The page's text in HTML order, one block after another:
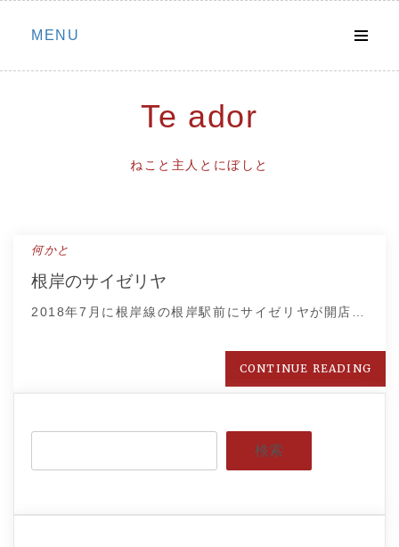
Skip
MENU
Te ador
ねこと主人とにぼしと
何かと
根岸のサイゼリヤ
2018年7月に根岸線の根岸駅前にサイゼリヤが開店…
CONTINUE READING
検索